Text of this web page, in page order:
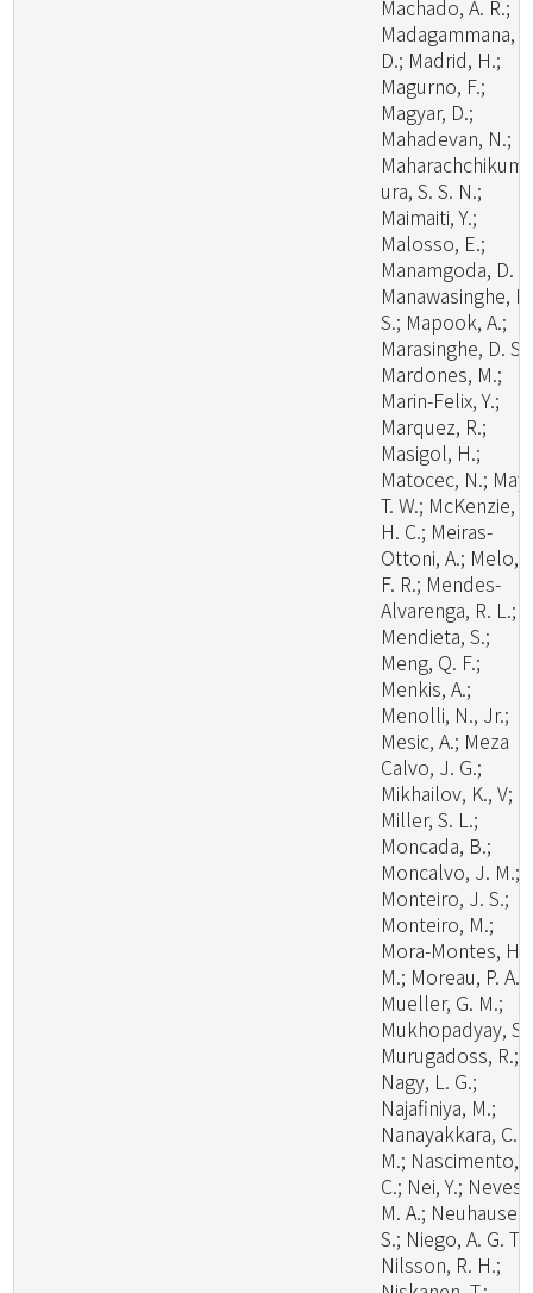
Machado, A. R.;
Madagammana,
D.; Madrid, H.;
Magurno, F.;
Magyar, D.;
Mahadevan, N.;
ura, S. S. N.;
Maimaiti, Y.;
Malosso, E.;
Manamgoda, D.
Manawasinghe, I.
S.; Mapook, A.;
Marasinghe, D. S.;
Mardones, M.;
Marin-Felix, Y.;
Marquez, R.;
Masigol, H.;
Matocec, N.; May,
T. W.; McKenzie,
H. C.; Meiras-
Ottoni, A.; Melo,
F. R.; Mendes-
Alvarenga, R. L.;
Mendieta, S.;
Meng, Q. F.;
Menkis, A.;
Menolli, N., Jr.;
Mesic, A.; Meza
Calvo, J. G.;
Mikhailov, K., V;
Miller, S. L.;
Moncada, B.;
Moncalvo, J. M.;
Monteiro, J. S.;
Monteiro, M.;
Mora-Montes, H.
M.; Moreau, P. A.;
Mueller, G. M.;
Mukhopadyay, S.;
Murugadoss, R.;
Nagy, L. G.;
Najafiniya, M.;
Nanayakkara, C.
M.; Nascimento,
C.; Nei, Y.; Neves,
M. A.; Neuhauser,
S.; Niego, A. G. T.;
Nilsson, R. H.;